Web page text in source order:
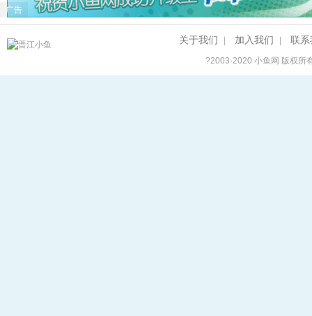
广告
关于我们 加入我们 联系
?2003-2020小鱼网 版权所